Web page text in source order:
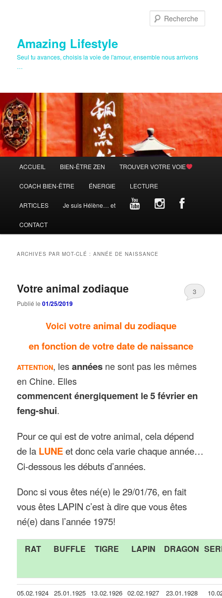
Amazing Lifestyle
Seul tu avances, choisis la voie de l'amour, ensemble nous arrivons
…
principal
ACCUEIL BIEN-ÊTRE ZEN TROUVER VOTRE VOIE
COACH BIEN-ÊTRE ÉNERGIE LECTURE
ARTICLES Je suis Hélène… et
CONTACT
ARCHIVES PAR MOT-CLÉ :ANNÉE DE NAISSANCE
Votre animal zodiaque
Publié le01/25/2019
3
Voici votreanimal du zodiaque
en fonction de votre date de naissance
ATTENTION, lesannées ne sont pas les mêmes
en Chine. Elles
commencent énergiquement le5 février en
feng-shui.
Pour ce qui est de votre animal, cela dépend
de la LUNEet donc cela varie chaque année…
Ci-dessous les débuts d’années.
Donc si vous êtes né(e) le 29/01/76, en fait
vous êtes LAPIN c’est à dire que vous êtes
né(e) dans l’année 1975!
RAT BUFFLE TIGRE LAPIN DRAGON
05.02.1924 25.01.1925 13.02.1926 02.02.1927 23.01.1928